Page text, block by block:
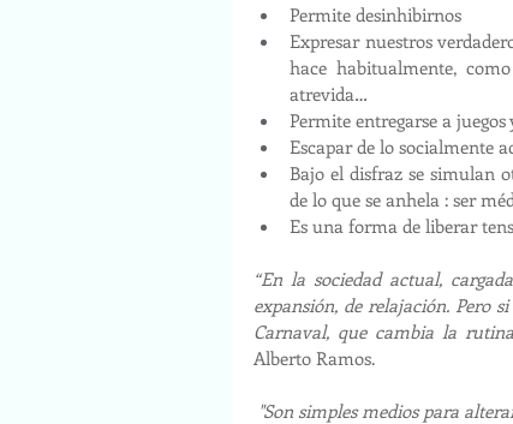
Permite desinhibirnos
Expresar nuestros
hace habitualmente,
atrevida…
Permite entregarse a
Escapar de lo socialmente
Bajo el disfraz se simulan
de lo que se anhela : ser
Es una forma de liberar
“En la sociedad actual,
expansión, de relajación. Pero
Carnaval, que cambia la
Alberto Ramos.
"Son simples medios para